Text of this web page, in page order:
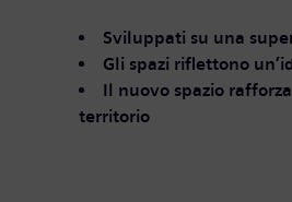
Sviluppati su una
Gli spazi riflettono
Il nuovo spazio
territorio